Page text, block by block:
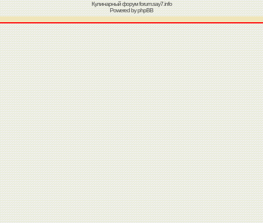
Кулинарный форумforum.say7.info
Powered byphpBB